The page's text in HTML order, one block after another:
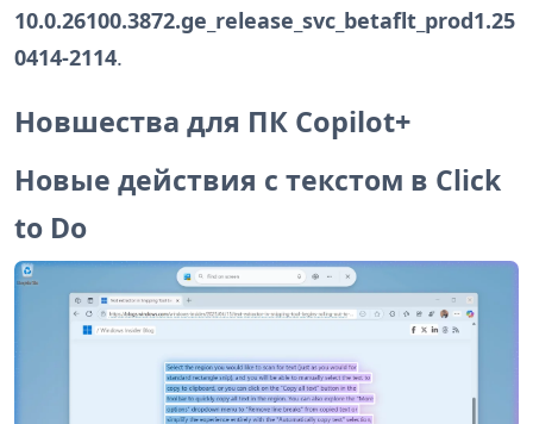
10.0.26100.3872.ge_release_svc_betaflt_prod1.25
0414-2114.
Новшества для ПК Copilot+
Новые действия с текстом в Click
to Do